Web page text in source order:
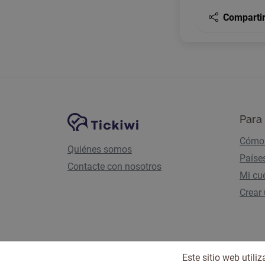
Compartir
Navegación del sitioPlataforma Tickiwi
Quiénes somos
Contacte con nosotros
Mi
Crear
Este sitio web